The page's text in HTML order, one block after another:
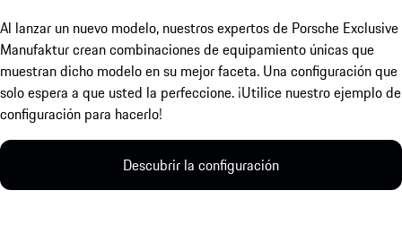
Al lanzar un nuevo modelo, nuestros expertos de Porsche Exclusive
Manufaktur crean combinaciones de equipamiento únicas que
muestran dicho modelo en su mejor faceta. Una configuración que
solo espera a que usted la perfeccione. ¡Utilice nuestro ejemplo de
configuración para hacerlo!
Descubrir la configuración